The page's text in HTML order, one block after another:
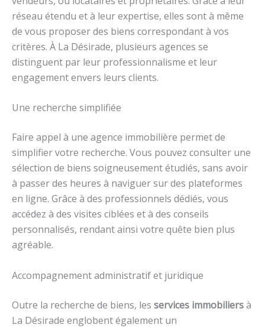
réseau étendu et à leur expertise, elles sont à même
de vous proposer des biens correspondant à vos
critères. À La Désirade, plusieurs agences se
distinguent par leur professionnalisme et leur
engagement envers leurs clients.
Une recherche simplifiée
Faire appel à une agence immobilière permet de
simplifier votre recherche. Vous pouvez consulter une
sélection de biens soigneusement étudiés, sans avoir
à passer des heures à naviguer sur des plateformes
en ligne. Grâce à des professionnels dédiés, vous
accédez à des visites ciblées et à des conseils
personnalisés, rendant ainsi votre quête bien plus
agréable.
Accompagnement administratif et juridique
Outre la recherche de biens, les services immobiliersà
La Désirade englobent également un